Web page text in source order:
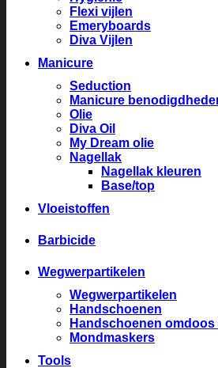
Flexi vijlen
Emeryboards
Diva Vijlen
Manicure
Seduction
Manicure
Olie
Diva Oil
My Dream olie
Nagellak
Nagellak kleuren
Base/top
Vloeistoffen
Barbicide
Wegwerpartikelen
Wegwerpartikelen
Handschoenen
Handschoenen omdoos
Mondmaskers
Tools